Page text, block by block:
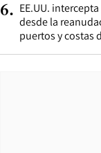
6. EE.UU.
desde la
puertos y costas